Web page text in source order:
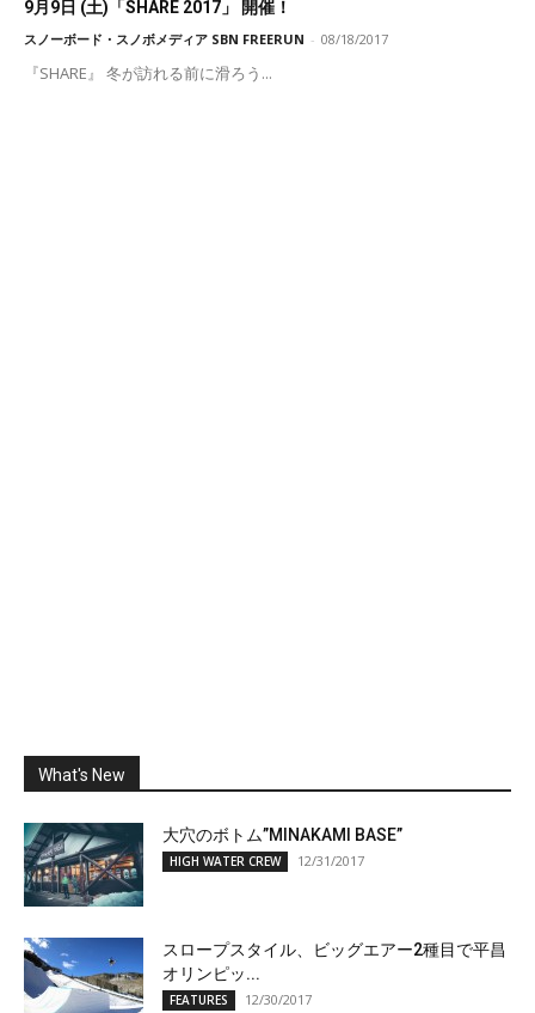
9月9日 (土)「SHARE 2017」 開催！
スノーボード・スノボメディア SBN FREERUN - 08/18/2017
『SHARE』 冬が訪れる前に滑ろう...
What's New
大穴のボトム”MINAKAMI BASE”
HIGH WATER CREW 12/31/2017
スロープスタイル、ビッグエアー2種目で平昌
オリンピッ...
FEATURES 12/30/2017